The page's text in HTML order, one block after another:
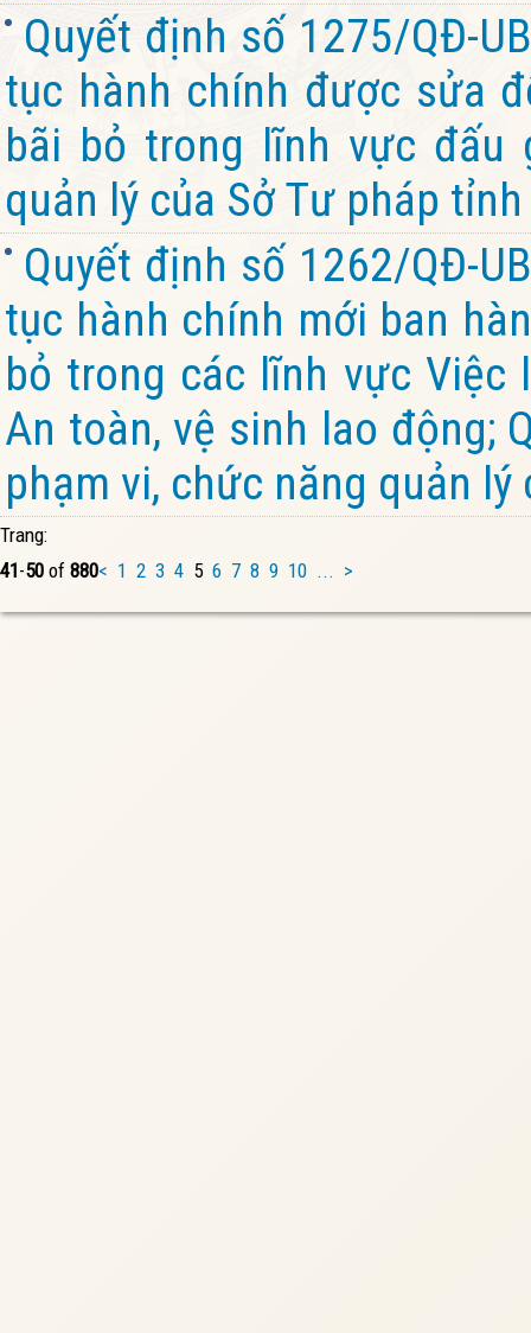
Quyết định số 1275/QĐ-
tục hành chính được sửa
bãi bỏ trong lĩnh vực đấu
quản lý của Sở Tư pháp
Quyết định số 1262/QĐ-
tục hành chính mới ban
bỏ trong các lĩnh vực Việc
An toàn, vệ sinh lao động;
phạm vi, chức năng quản
Trang:
41-50 of 880< 1 2 3 4 5 6 7 8 9 10 ... >